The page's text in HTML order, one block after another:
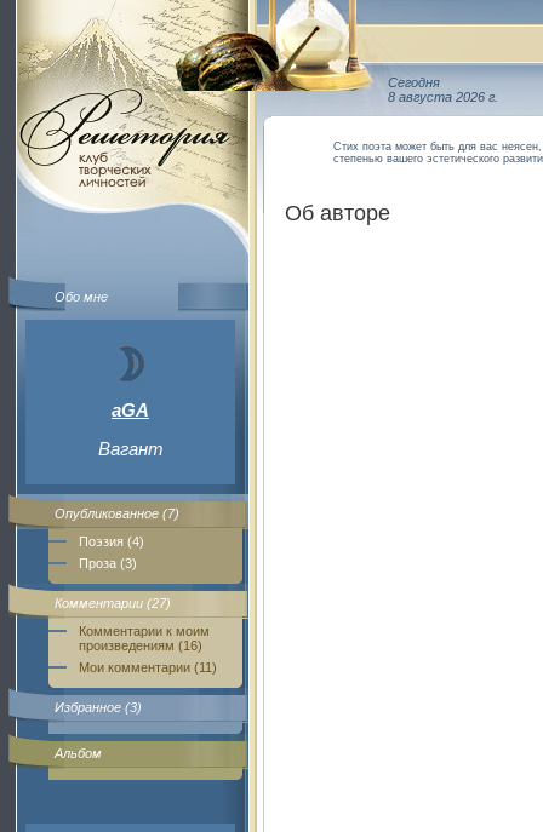
Обо мне
aGA
Вагант
Опубликованное (7)
Поэзия (4)
Проза (3)
Комментарии (27)
Комментарии к моим
произведениям (16)
Мои комментарии (11)
Избранное (3)
Альбом
Сегодня
8 августа 2026 г.
Стих поэта может быть для вас
степенью вашего эстетического
Об авторе